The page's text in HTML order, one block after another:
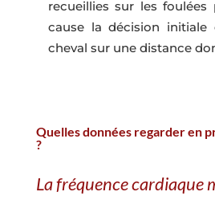
recueillies sur les
cause la décision
cheval sur une distance
Quelles données regarder en
?
La fréquence cardiaque